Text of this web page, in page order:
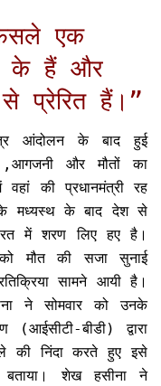
एक
के हैं और
से प्रेरित हैं।”
आंदोलन के बाद हुई
और मौतों का
की प्रधानमंत्री रह
मध्यस्थ के बाद देश से
में शरण लिए हए है।
मौत की सजा सुनाई
सामने आयी है।
ने सोमवार को उनके
(आईसीटी-बीडी) द्वारा
की निंदा करते हुए इसे
बताया। शेख हसीना ने